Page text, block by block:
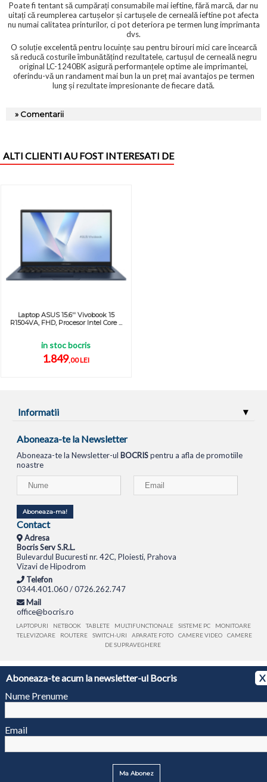
Aboneaza-te acum la newsletter-ul Bocris
X
Nume Prenume
Email
Ma Abonez
Poate fi tentant să cumpărați consumabile mai ieftine, fără marcă, dar nu
uitați că reumplerea cartușelor și cartușele de cerneală ieftine pot afecta
nu numai calitatea printurilor, ci pot deteriora pe termen lung imprimanta
dvs.
O soluție excelentă pentru locuințe sau pentru birouri mici care încearcă
să reducă costurile îmbunătățind rezultatele, cartușul de cerneală negru
original LC-1240BK asigură performanțele optime ale imprimantei,
oferindu-vă un randament mai bun la un preț mai avantajos pe termen
lung și rezultate impresionante de fiecare dată.
» Comentarii
ALTI CLIENTI AU FOST INTERESATI DE
Laptop ASUS 15.6'' Vivobook 15
R1504VA, FHD, Procesor Intel Core ...
in stoc bocris
1.849,00 LEI
Informatii
Aboneaza-te la Newsletter
Aboneaza-te la Newsletter-ul BOCRISpentru a afla de promotiile
noastre
Aboneaza-ma!
Contact
Adresa
Bocris Serv S.R.L.
Bulevardul Bucuresti nr. 42C, Ploiesti, Prahova
Vizavi de Hipodrom
Telefon
0344.401.060 / 0726.262.747
Mail
office@bocris.ro
LAPTOPURI NETBOOK TABLETE MULTIFUNCTIONALE SISTEME PC
MONITOARE
TELEVIZOARE
ROUTERE SWITCH-URI APARATE FOTO CAMERE VIDEO
CAMERE
DE SUPRAVEGHERE